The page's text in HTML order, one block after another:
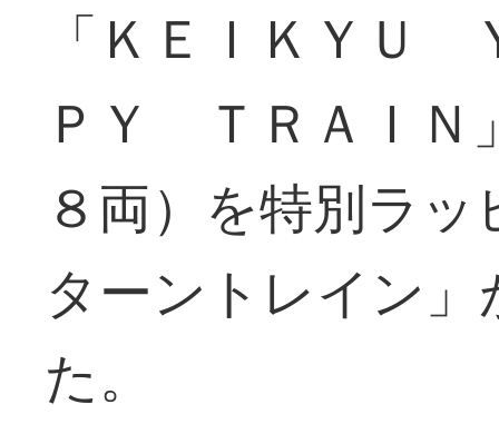
「ＫＥＩＫＹＵ
ＰＹ ＴＲＡＩＮ
８両）を特別ラ
ターントレイン
た。